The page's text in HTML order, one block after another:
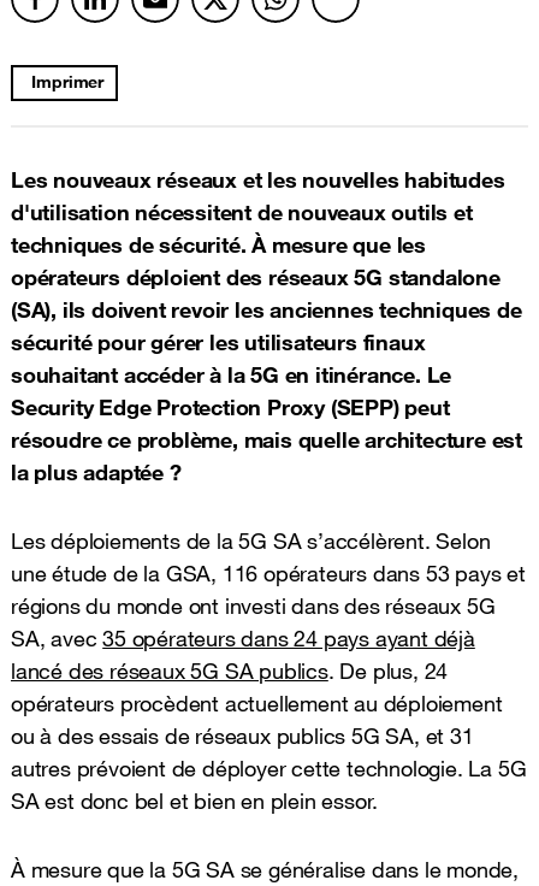
Imprimer
Les nouveaux réseaux et les nouvelles habitudes
d'utilisation nécessitent de nouveaux outils et
techniques de sécurité. À mesure que les
opérateurs déploient des réseaux 5G standalone
(SA), ils doivent revoir les anciennes techniques de
sécurité pour gérer les utilisateurs finaux
souhaitant accéder à la 5G en itinérance. Le
Security Edge Protection Proxy (SEPP) peut
résoudre ce problème, mais quelle architecture est
la plus adaptée ?
Les déploiements de la 5G SA s’accélèrent. Selon
une étude de la GSA, 116 opérateurs dans 53 pays et
régions du monde ont investi dans des réseaux 5G
SA, avec35 opérateurs dans 24 pays ayant déjà
lancé des réseaux 5G SA publics. De plus, 24
opérateurs procèdent actuellement au déploiement
ou à des essais de réseaux publics 5G SA, et 31
autres prévoient de déployer cette technologie. La 5G
SA est donc bel et bien en plein essor.
À mesure que la 5G SA se généralise dans le monde,